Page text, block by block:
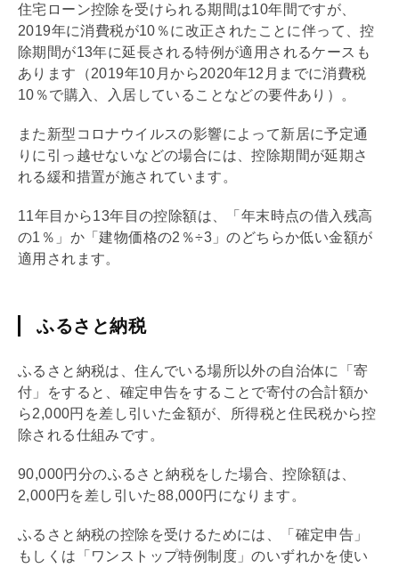
住宅ローン控除を受けられる期間は10年間ですが、
2019年に消費税が10％に改正されたことに伴って、控
除期間が13年に延長される特例が適用されるケースも
あります（2019年10月から2020年12月までに消費税
10％で購入、入居していることなどの要件あり）。
また新型コロナウイルスの影響によって新居に予定通
りに引っ越せないなどの場合には、控除期間が延期さ
れる緩和措置が施されています。
11年目から13年目の控除額は、「年末時点の借入残高
の1％」か「建物価格の2％÷3」のどちらか低い金額が
適用されます。
ふるさと納税
ふるさと納税は、住んでいる場所以外の自治体に「寄
付」をすると、確定申告をすることで寄付の合計額か
ら2,000円を差し引いた金額が、所得税と住民税から控
除される仕組みです。
90,000円分のふるさと納税をした場合、控除額は、
2,000円を差し引いた88,000円になります。
ふるさと納税の控除を受けるためには、「確定申告」
もしくは「ワンストップ特例制度」のいずれかを使い